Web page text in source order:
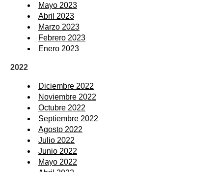
Mayo 2023
Abril 2023
Marzo 2023
Febrero 2023
Enero 2023
2022
Diciembre 2022
Noviembre 2022
Octubre 2022
Septiembre 2022
Agosto 2022
Julio 2022
Junio 2022
Mayo 2022